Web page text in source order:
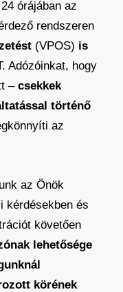
órájában az
rendszeren
(VPOS) is
Adózóinkat, hogy
– csekkek
történő
az
az Önök
kérdésekben és
követően
lehetősége
körének